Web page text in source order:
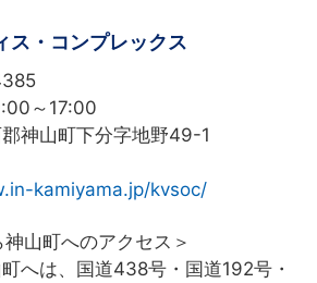
ス・コンプレックス
～17:00
神山町下分字地野49-1
kamiyama.jp/kvsoc/
山町へのアクセス＞
へは、国道438号・国道192号・